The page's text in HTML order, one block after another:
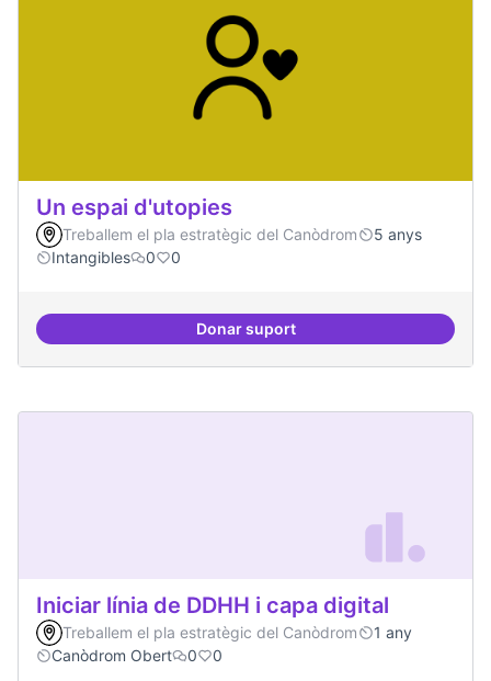
Un espai d'utopies
Treballem el pla estratègic del Canòdrom
5 anys
Intangibles
0 0
Donar suportUn espai d'utopies
Iniciar línia de DDHH i capa digital
Treballem el pla estratègic del Canòdrom
1 any
Canòdrom Obert
0 0